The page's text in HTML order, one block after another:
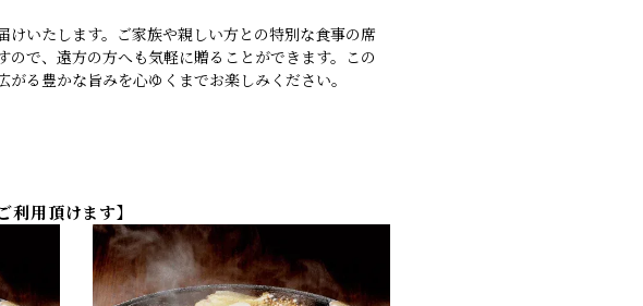
いたします。ご家族や親しい方との特別な食事の席
で、遠方の方へも気軽に贈ることができます。この
る豊かな旨みを心ゆくまでお楽しみください。
用頂けます】